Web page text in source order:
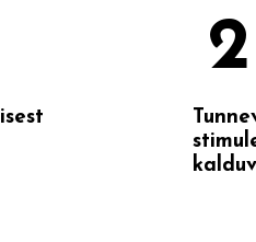
2
kalduv